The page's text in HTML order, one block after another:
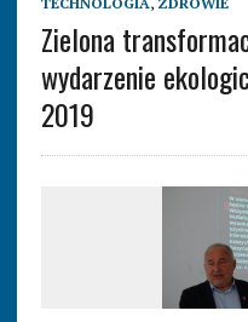
Zielona
wydarzenie
2019